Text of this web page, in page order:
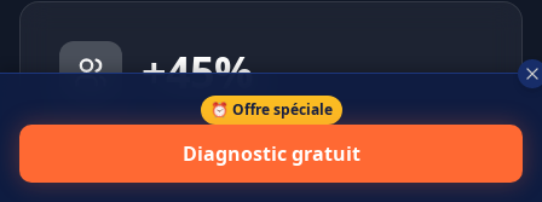
+45%
⏰ Offre spéciale
Diagnostic gratuit